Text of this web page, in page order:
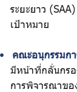
ระยะยาว
เป้าหมาย
คณะอนุกรรมก
มีหน้าที่กลั่นกร
การพิจารณาขอ